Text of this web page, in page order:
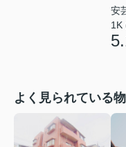
安
1K
よく見られている